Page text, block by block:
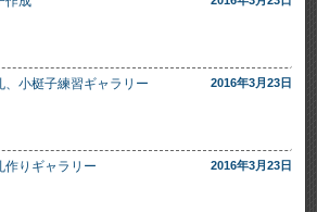
、小梃子練習ギャラリー 2016年3月23日
作りギャラリー 2016年3月23日